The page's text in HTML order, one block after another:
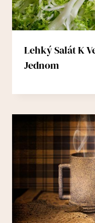
Lehký Salát K
Jednom